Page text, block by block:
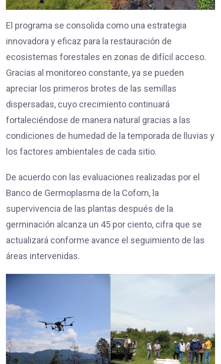
El programa se consolida como una estrategia
innovadora y eficaz para la restauración de
ecosistemas forestales en zonas de difícil acceso.
Gracias al monitoreo constante, ya se pueden
apreciar los primeros brotes de las semillas
dispersadas, cuyo crecimiento continuará
fortaleciéndose de manera natural gracias a las
condiciones de humedad de la temporada de lluvias y
los factores ambientales de cada sitio.
De acuerdo con las evaluaciones realizadas por el
Banco de Germoplasma de la Cofom, la
supervivencia de las plantas después de la
germinación alcanza un 45 por ciento, cifra que se
actualizará conforme avance el seguimiento de las
áreas intervenidas.